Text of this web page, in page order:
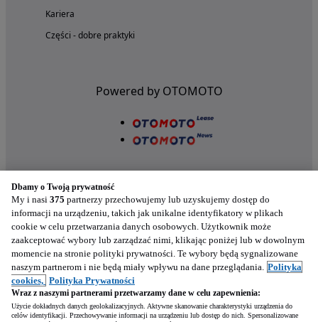
Kariera
Części - dobre praktyki
Powered by OTOMOTO
Nasze aplikacje w twoim telefonie
Dbamy o Twoją prywatność
My i nasi 375 partnerzy przechowujemy lub uzyskujemy dostęp do
informacji na urządzeniu, takich jak unikalne identyfikatory w plikach
cookie w celu przetwarzania danych osobowych. Użytkownik może
zaakceptować wybory lub zarządzać nimi, klikając poniżej lub w dowolnym
momencie na stronie polityki prywatności. Te wybory będą sygnalizowane
naszym partnerom i nie będą miały wpływu na dane przeglądania. Polityka
cookies, Polityka Prywatności
Wraz z naszymi partnerami przetwarzamy dane w celu zapewnienia:
Użycie dokładnych danych geolokalizacyjnych. Aktywne skanowanie charakterystyki urządzenia do
celów identyfikacji. Przechowywanie informacji na urządzeniu lub dostęp do nich. Spersonalizowane